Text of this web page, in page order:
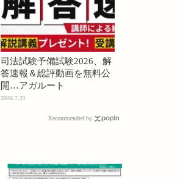
司法試験予備試験2026、解
答速報＆総評動画を無料公
開…アガルート
2026.7.21
Recommended by